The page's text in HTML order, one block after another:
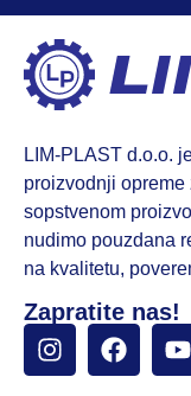
LIM-PLAST d.o.o.
proizvodnji
sopstvenom
nudimo pouzdana
na kvalitetu,
Zapratite nas!